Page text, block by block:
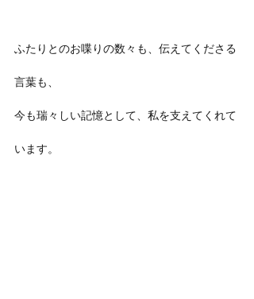
ふたりとのお喋りの数々も、伝えてくださる
言葉も、
今も瑞々しい記憶として、私を支えてくれて
います。